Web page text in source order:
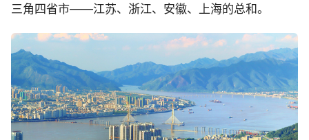
三角四省市——江苏、浙江、安徽、上海的总和。